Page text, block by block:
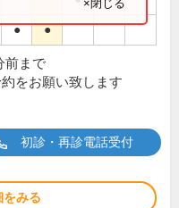
● ●
×閉じる
前まで
をお願い致します
初診・再診電話受付
をみる